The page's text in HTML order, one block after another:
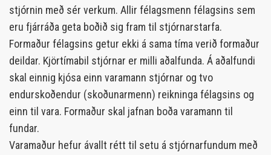
stjórnin með sér verkum. Allir félagsmenn félagsins sem
eru fjárráða geta boðið sig fram til stjórnarstarfa.
Formaður félagsins getur ekki á sama tíma verið formaður
deildar. Kjörtímabil stjórnar er milli aðalfunda. Á aðalfundi
skal einnig kjósa einn varamann stjórnar og tvo
endurskoðendur (skoðunarmenn) reikninga félagsins og
einn til vara. Formaður skal jafnan boða varamann til
fundar.
Varamaður hefur ávallt rétt til setu á stjórnarfundum með